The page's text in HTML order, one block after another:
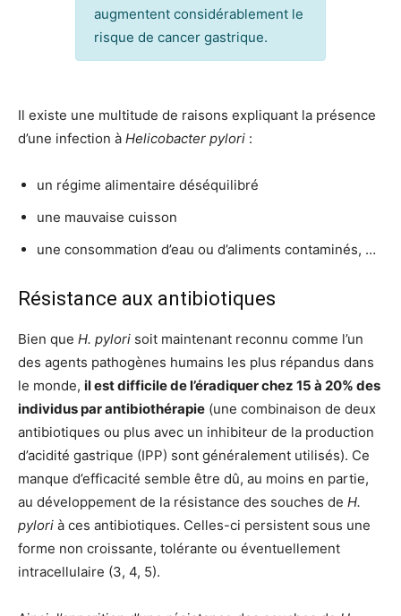
augmentent considérablement le
risque de cancer gastrique.
Il existe une multitude de raisons expliquant la présence
d’une infection à Helicobacter pylori :
un régime alimentaire déséquilibré
une mauvaise cuisson
une consommation d’eau ou d’aliments contaminés, …
Résistance aux antibiotiques
Bien que H. pylori soit maintenant reconnu comme l’un
des agents pathogènes humains les plus répandus dans
le monde, il est difficile de l’éradiquer chez 15 à 20% des
individus par antibiothérapie (une combinaison de deux
antibiotiques ou plus avec un inhibiteur de la production
d’acidité gastrique (IPP) sont généralement utilisés). Ce
manque d’efficacité semble être dû, au moins en partie,
au développement de la résistance des souches de H.
pylori à ces antibiotiques. Celles-ci persistent sous une
forme non croissante, tolérante ou éventuellement
intracellulaire (3, 4, 5).